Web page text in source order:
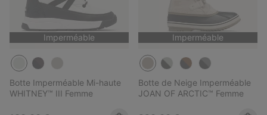
Imperméable
Botte Imperméable Mi-haute
WHITNEY™ III Femme
Imperméable
Botte de Neige Imperméable
JOAN OF ARCTIC™ Femme